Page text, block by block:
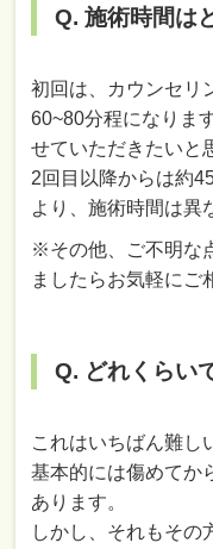
Q. 施術時間は
初回は、カウンセリ
60~80分程になりま
せていただきたいと
2回目以降からは約
より、施術時間は異
※その他、ご不明な
ましたらお気軽にご
Q. どれくらい
これはいちばん難し
基本的には傷めてか
あります。
しかし、それもその